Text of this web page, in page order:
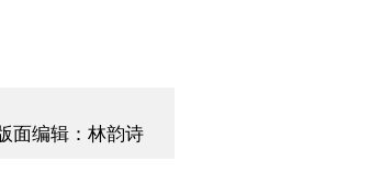
面编辑：林韵诗